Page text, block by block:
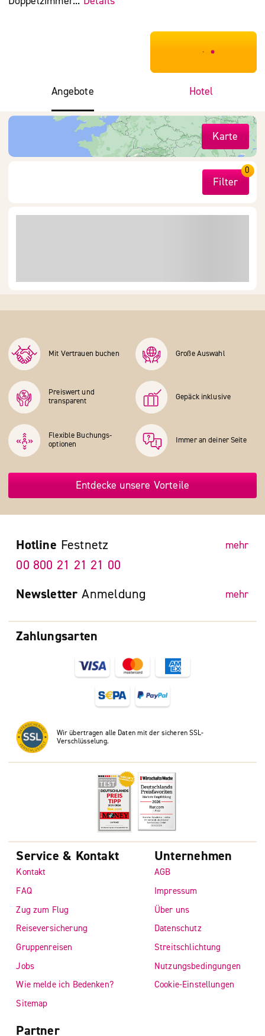
***************
Angebote Hotel
Karte
Filter
0
Mit Vertrauen buchen Große Auswahl
Preiswert und
transparent
Gepäck inklusive
Flexible Buchungs­
optionen
Immer an deiner Seite
Entdecke unsere Vorteile
Zahlungsarten
Wir übertragen alle Daten mit der sicheren SSL-
Verschlüsselung.
Hotline Festnetz mehr
00 800 21 21 21 00
Newsletter Anmeldung mehr
Service & Kontakt
Kontakt
FAQ
Zug zum Flug
Reiseversicherung
Gruppenreisen
Jobs
Wie melde ich Bedenken?
Sitemap
Unternehmen
AGB
Impressum
Über uns
Datenschutz
Streitschlichtung
Nutzungsbedingungen
Cookie-Einstellungen
Partner